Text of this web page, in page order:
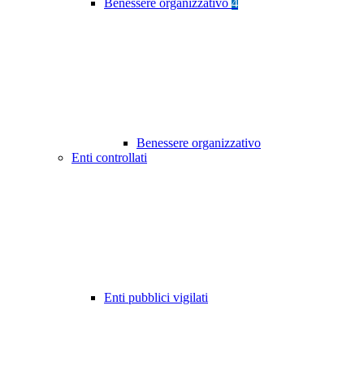
Benessere organizzativo 4
Benessere organizzativo
Enti controllati
Enti pubblici vigilati